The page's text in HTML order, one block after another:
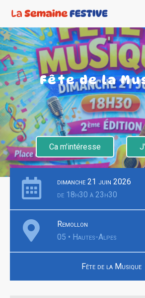
Fête de la
Ca m'intéresse
dimanche 21 juin 2026
de 18h30 à 23h30
Remollon
05 • Hautes-Alpes
Fête de la Musique